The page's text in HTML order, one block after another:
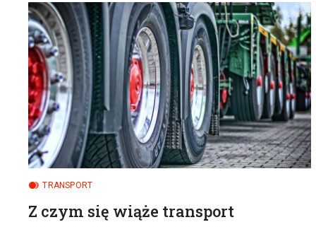
TRANSPORT
Z czym się wiąże transport